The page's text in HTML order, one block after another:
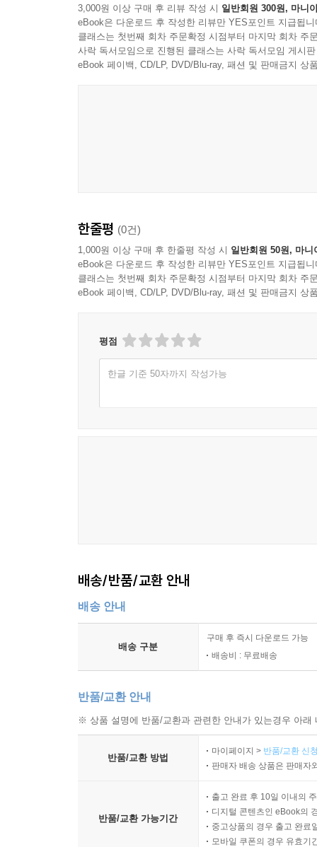
구성원간에 협동과 대립적인 사고 과정을 통하여
통합화합니다.
(5) 토의 · 토론학습의 특징
(1) 한 명이 여러 권의 책을 읽는 것보다 여러 명이
(2) 룰(Rule)이 있는 토론 6단 논법 방식으로 수업
① 〈예문보기〉에서는 대화나누기, 생각지도 그
② 〈정해진 안건에 맞춰 토론 수업하기〉는 앞의
③ 생각지도를 그린 뒤에 논술을 쓰게 하여 논리
그것은 대개가 자신의 생존과 자기 집단의 이익
그름을 따지고, 반대와 예외의 경우를 생각하고,
6단으로 향상 발전시켜야만, 비로소 사람들 사이
［토론 6단 논법］
예) 미신을 믿고 따른 행위가 일반화된 현실이라
제시하는 찬성쪽의 토론에 대해, 반대쪽은 "미신
수 있습니다.
③ 【이유】 토론의 본질이라 할 수 있으며 6단
중에 하나를 선택하여 결정합니다.
예) '미신 행위를 인정할 수 없다'는 안건에 찬성했
3,000원 이상 구매 후 리뷰 작성 시 일반회원 300원, 마니
eBook은 다운로드 후 작성한 리뷰만 YES포인트 지급됩니
클래스는 첫번째 회차 주문확정 시점부터 마지막 회차 주
사락 독서모임으로 진행된 클래스는 사락 독서모임 게시
eBook 페이백, CD/LP, DVD/Blu-ray, 패션 및 판매금지 상
한줄평 (0건)
1,000원 이상 구매 후 한줄평 작성 시 일반회원 50원, 마니
eBook은 다운로드 후 작성한 리뷰만 YES포인트 지급됩니
클래스는 첫번째 회차 주문확정 시점부터 마지막 회차 주
eBook 페이백, CD/LP, DVD/Blu-ray, 패션 및 판매금지 상
평점
한글 기준 50자까지 작성가능
배송/반품/교환 안내
배송 안내
배송 구분
구매 후 즉시 다운로드 가능
배송비 : 무료배송
반품/교환 안내
※ 상품 설명에 반품/교환과 관련한 안내가 있는경우 아
반품/교환 방법
마이페이지 > 반품/교환 신
판매자 배송 상품은 판매자
반품/교환 가능기간
출고 완료 후 10일 이내의
디지털 콘텐츠인 eBook의
중고상품의 경우 출고 완료
모바일 쿠폰의 경우 유효기